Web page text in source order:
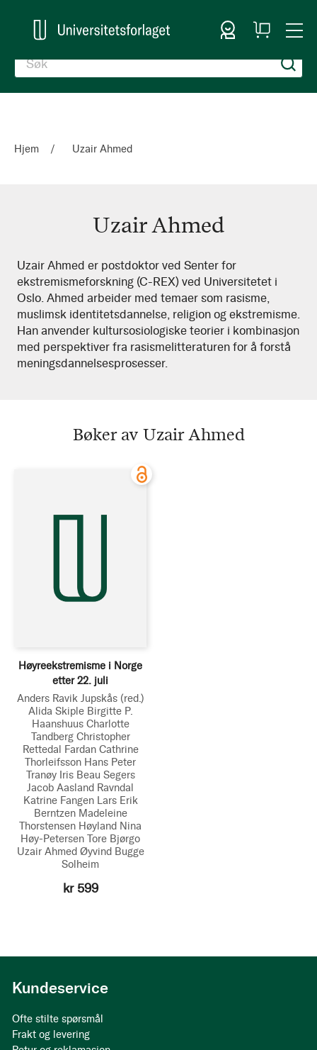
Logg inn
Handlekurv
Hjem Uzair Ahmed
Uzair Ahmed
Uzair
Ahmed
Uzair Ahmed er postdoktor ved Senter for
ekstremismeforskning (C-REX) ved Universitetet i
Oslo. Ahmed arbeider med temaer som rasisme,
muslimsk identitetsdannelse, religion og ekstremisme.
Han anvender kultursosiologiske teorier i kombinasjon
med perspektiver fra rasismelitteraturen for å forstå
meningsdannelsesprosesser.
Bøker av Uzair Ahmed
Høyreekstremisme i Norge
etter 22. juli
Anders Ravik Jupskås (red.)
Alida Skiple Birgitte P.
Haanshuus Charlotte
Tandberg Christopher
Rettedal Fardan Cathrine
Thorleifsson Hans Peter
Tranøy Iris Beau Segers
Jacob Aasland Ravndal
Katrine Fangen Lars Erik
Berntzen Madeleine
Thorstensen Høyland Nina
Høy-Petersen Tore Bjørgo
Uzair Ahmed Øyvind Bugge
Solheim
kr 599
Kundeservice
Ofte stilte spørsmål
Frakt og levering